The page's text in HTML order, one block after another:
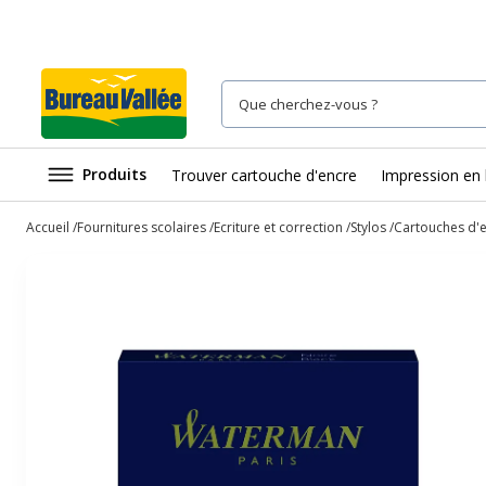
Produits Trouver cartouche d'encre Impression en
Accueil Fournitures scolaires Ecriture et correction Stylos Cartouches